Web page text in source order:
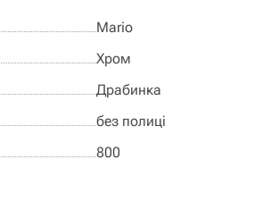
Mario
Хром
Драбинка
без полиці
800